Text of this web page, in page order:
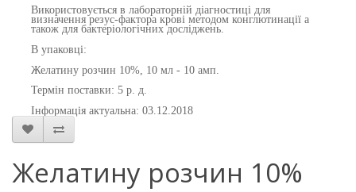
Використовується в лабораторній діагностиці для
визначення резус-фактора крові методом конглютинації а
також для бактеріологічних досліджень.
В упаковці:
Желатину розчин 10%, 10 мл - 10 амп.
Термін поставки: 5 р. д.
Інформація актуальна: 03.12.2018
Желатину розчин 10%